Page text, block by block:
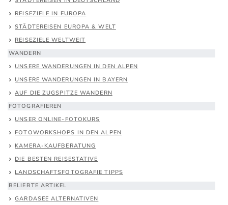
REISEZIELE IN EUROPA
STÄDTEREISEN EUROPA & WELT
REISEZIELE WELTWEIT
WANDERN
UNSERE WANDERUNGEN IN DEN ALPEN
UNSERE WANDERUNGEN IN BAYERN
AUF DIE ZUGSPITZE WANDERN
FOTOGRAFIEREN
UNSER ONLINE-FOTOKURS
FOTOWORKSHOPS IN DEN ALPEN
KAMERA-KAUFBERATUNG
DIE BESTEN REISESTATIVE
LANDSCHAFTSFOTOGRAFIE TIPPS
BELIEBTE ARTIKEL
GARDASEE ALTERNATIVEN